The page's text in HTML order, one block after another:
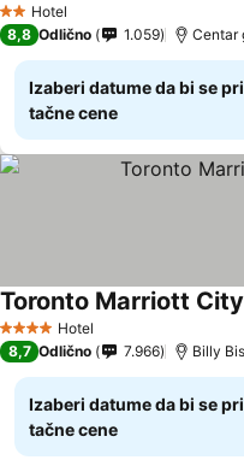
2 Zvezdice
Hotel
8,8 Odlično 1.059 Centar
Izaberi datume da bi se
tačne cene
4 ZvezdiceHotel
Toronto Marriott
8,7 Odlično 7.966 Billy
Izaberi datume da bi se
tačne cene